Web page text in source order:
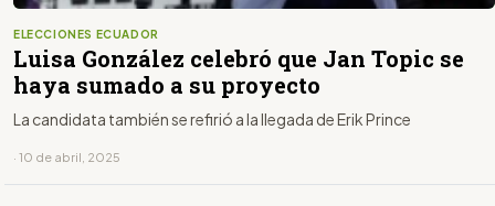
ELECCIONES ECUADOR
Luisa González celebró que Jan Topic se
haya sumado a su proyecto
La candidata también se refirió a la llegada de Erik Prince
· 10 de abril, 2025